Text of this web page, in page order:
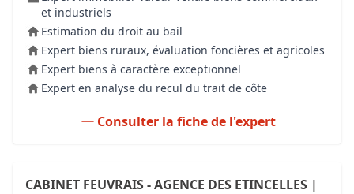
et industriels
Estimation du droit au bail
Expert biens ruraux, évaluation foncières et agricoles
Expert biens à caractère exceptionnel
Expert en analyse du recul du trait de côte
Consulter la fiche de l'expert
CABINET FEUVRAIS - AGENCE DES ETINCELLES |